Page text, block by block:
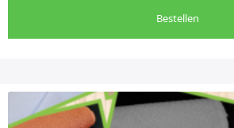
Bestellen
product